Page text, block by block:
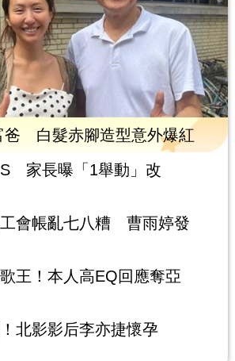
爸 白髮赤腳造型意外爆紅
家長曝「1舉動」改
會帳亂七八糟 曹雨婷發
王！本人高EQ回應奪亞
北影影后李亦捷懷孕